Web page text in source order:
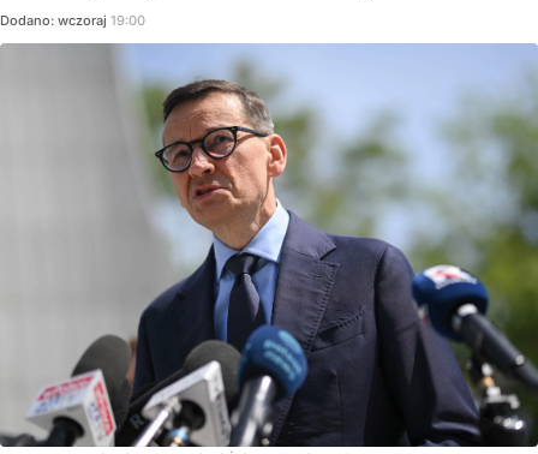
Dodano: wczoraj 19:00